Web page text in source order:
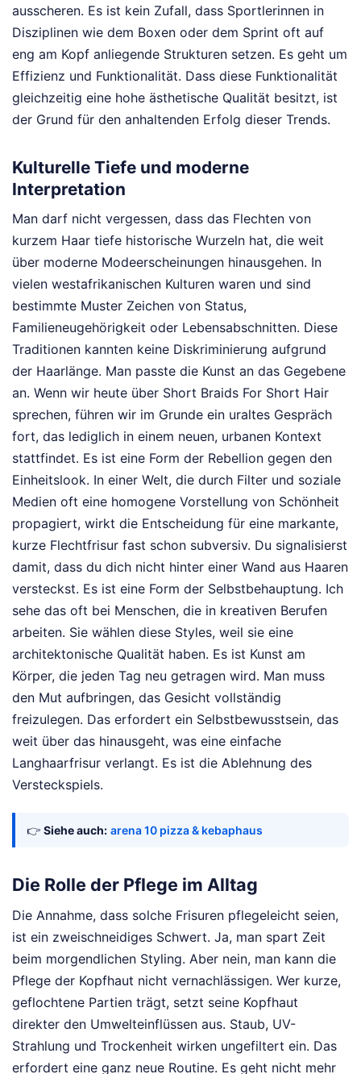
ausscheren. Es ist kein Zufall, dass Sportlerinnen in
Disziplinen wie dem Boxen oder dem Sprint oft auf
eng am Kopf anliegende Strukturen setzen. Es geht um
Effizienz und Funktionalität. Dass diese Funktionalität
gleichzeitig eine hohe ästhetische Qualität besitzt, ist
der Grund für den anhaltenden Erfolg dieser Trends.
Kulturelle Tiefe und moderne
Interpretation
Man darf nicht vergessen, dass das Flechten von
kurzem Haar tiefe historische Wurzeln hat, die weit
über moderne Modeerscheinungen hinausgehen. In
vielen westafrikanischen Kulturen waren und sind
bestimmte Muster Zeichen von Status,
Familieneugehörigkeit oder Lebensabschnitten. Diese
Traditionen kannten keine Diskriminierung aufgrund
der Haarlänge. Man passte die Kunst an das Gegebene
an. Wenn wir heute über Short Braids For Short Hair
sprechen, führen wir im Grunde ein uraltes Gespräch
fort, das lediglich in einem neuen, urbanen Kontext
stattfindet. Es ist eine Form der Rebellion gegen den
Einheitslook. In einer Welt, die durch Filter und soziale
Medien oft eine homogene Vorstellung von Schönheit
propagiert, wirkt die Entscheidung für eine markante,
kurze Flechtfrisur fast schon subversiv. Du signalisierst
damit, dass du dich nicht hinter einer Wand aus Haaren
versteckst. Es ist eine Form der Selbstbehauptung. Ich
sehe das oft bei Menschen, die in kreativen Berufen
arbeiten. Sie wählen diese Styles, weil sie eine
architektonische Qualität haben. Es ist Kunst am
Körper, die jeden Tag neu getragen wird. Man muss
den Mut aufbringen, das Gesicht vollständig
freizulegen. Das erfordert ein Selbstbewusstsein, das
weit über das hinausgeht, was eine einfache
Langhaarfrisur verlangt. Es ist die Ablehnung des
Versteckspiels.
👉 Siehe auch: arena 10 pizza & kebaphaus
Die Rolle der Pflege im Alltag
Die Annahme, dass solche Frisuren pflegeleicht seien,
ist ein zweischneidiges Schwert. Ja, man spart Zeit
beim morgendlichen Styling. Aber nein, man kann die
Pflege der Kopfhaut nicht vernachlässigen. Wer kurze,
geflochtene Partien trägt, setzt seine Kopfhaut
direkter den Umwelteinflüssen aus. Staub, UV-
Strahlung und Trockenheit wirken ungefiltert ein. Das
erfordert eine ganz neue Routine. Es geht nicht mehr